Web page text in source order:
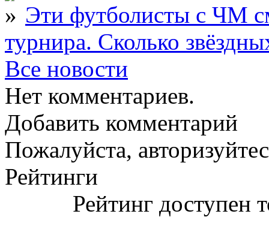
Эти футболисты с ЧМ
турнира. Сколько
Все новости
Нет комментариев.
Добавить комментарий
Пожалуйста,
Рейтинги
Рейтинг доступен